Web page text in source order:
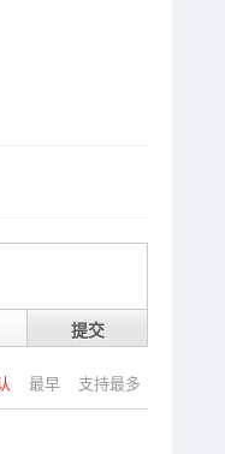
提交
最早 支持最多